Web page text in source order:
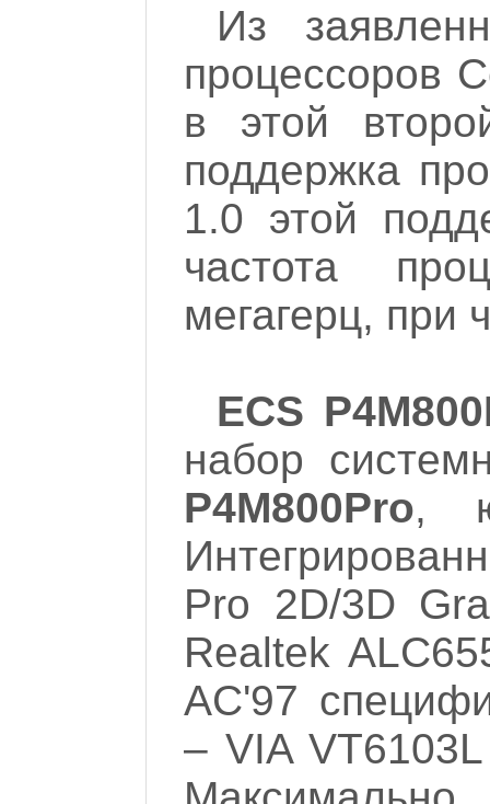
Из
процессоров
в этой
поддержка
1.0 этой
частота
мегагерц, при
ECS
набор
P4M800Pro,
Pro 2D/3D
Realtek
AC'97
– VIA